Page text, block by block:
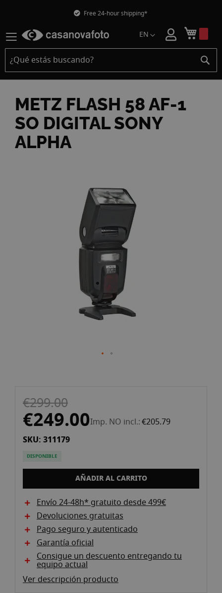
Free 24-hour shipping*
EN Mi
METZ FLASH 58 AF-1
SO DIGITAL SONY
ALPHA
the
beginning
the
images
gallery
€299.00
€249.00Imp. NO incl. €205.79
SKU: 311179
DISPONIBLE
AÑADIR AL CARRITO
Envío 24-48h* gratuito desde 499€
Devoluciones gratuitas
Pago seguro y autenticado
Garantía oficial
Consigue un descuento entregando tu
equipo actual
Ver descripción producto